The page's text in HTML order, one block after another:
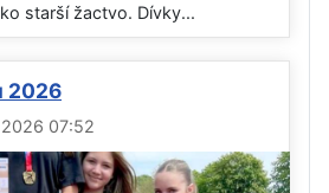
starší žactvo. Dívky...
2026
07:52